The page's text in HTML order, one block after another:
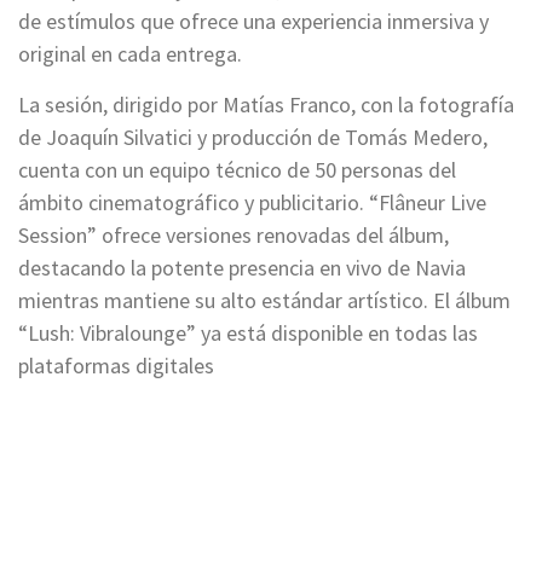
de estímulos que ofrece una experiencia inmersiva y
original en cada entrega.
La sesión, dirigido por Matías Franco, con la fotografía
de Joaquín Silvatici y producción de Tomás Medero,
cuenta con un equipo técnico de 50 personas del
ámbito cinematográfico y publicitario. “Flâneur Live
Session” ofrece versiones renovadas del álbum,
destacando la potente presencia en vivo de Navia
mientras mantiene su alto estándar artístico. El álbum
“Lush: Vibralounge” ya está disponible en todas las
plataformas digitales